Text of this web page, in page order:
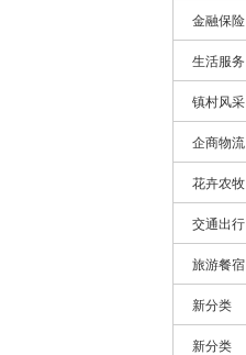
金融保险
生活服务
镇村风采
企商物流
花卉农牧
交通出行
旅游餐宿
新分类
新分类